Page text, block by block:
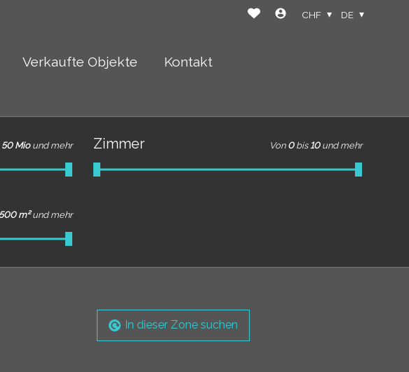
Verkaufte Objekte Kontakt
CHF DE
50 Mio und mehr Zimmer Von 0 bis 10 und mehr
500 m² und mehr
In dieser Zone suchen